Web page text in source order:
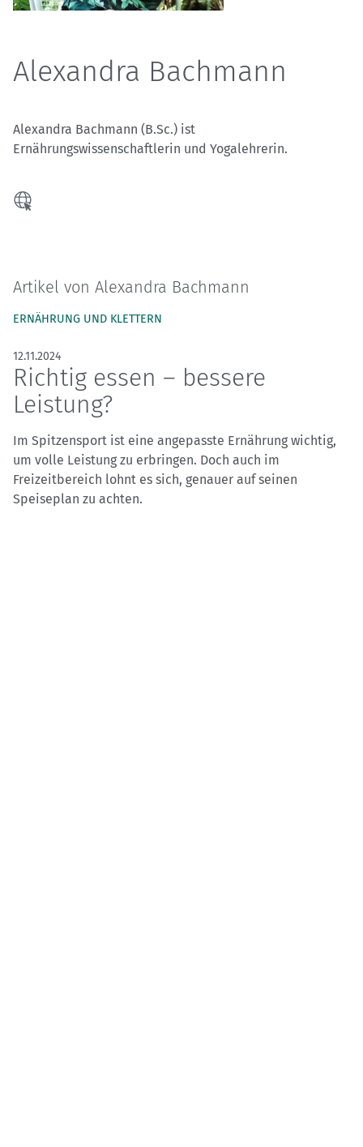
Alexandra Bachmann
Alexandra Bachmann (B.Sc.) ist
Ernährungswissenschaftlerin und Yogalehrerin.
Artikel von Alexandra Bachmann
ERNÄHRUNG UND KLETTERN
12.11.2024
Richtig essen – bessere
Leistung?
Im Spitzensport ist eine angepasste Ernährung wichtig,
um volle Leistung zu erbringen. Doch auch im
Freizeitbereich lohnt es sich, genauer auf seinen
Speiseplan zu achten.